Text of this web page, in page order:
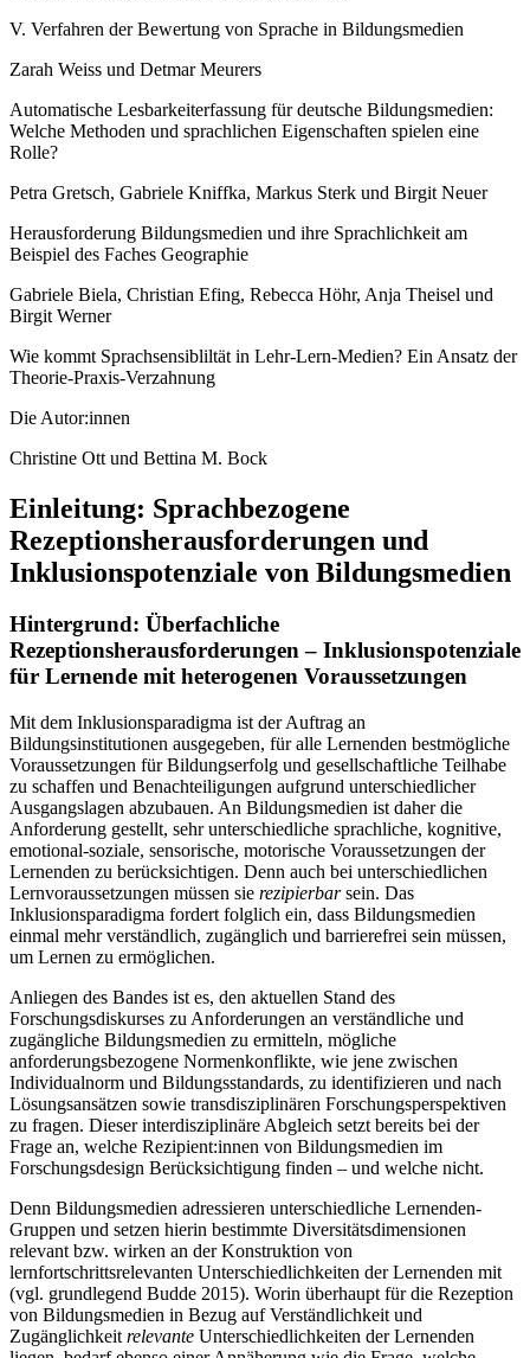
V. Verfahren der Bewertung von Sprache in Bildungsmedien
Zarah Weiss und Detmar Meurers
Automatische Lesbarkeiterfassung für deutsche Bildungsmedien:
Welche Methoden und sprachlichen Eigenschaften spielen eine
Rolle?
Petra Gretsch, Gabriele Kniffka, Markus Sterk und Birgit Neuer
Herausforderung Bildungsmedien und ihre Sprachlichkeit am
Beispiel des Faches Geographie
Gabriele Biela, Christian Efing, Rebecca Höhr, Anja Theisel und
Birgit Werner
Wie kommt Sprachsensibliltät in Lehr-Lern-Medien? Ein Ansatz der
Theorie-Praxis-Verzahnung
Die Autor:innen
Christine Ott und Bettina M. Bock
Einleitung: Sprachbezogene
Rezeptionsherausforderungen und
Inklusionspotenziale von Bildungsmedien
Hintergrund: Überfachliche
Rezeptionsherausforderungen – Inklusionspotenziale
für Lernende mit heterogenen Voraussetzungen
Mit dem Inklusionsparadigma ist der Auftrag an
Bildungsinstitutionen ausgegeben, für alle Lernenden bestmögliche
Voraussetzungen für Bildungserfolg und gesellschaftliche Teilhabe
zu schaffen und Benachteiligungen aufgrund unterschiedlicher
Ausgangslagen abzubauen. An Bildungsmedien ist daher die
Anforderung gestellt, sehr unterschiedliche sprachliche, kognitive,
emotional-soziale, sensorische, motorische Voraussetzungen der
Lernenden zu berücksichtigen. Denn auch bei unterschiedlichen
Lernvoraussetzungen müssen sie rezipierbarsein. Das
Inklusionsparadigma fordert folglich ein, dass Bildungsmedien
einmal mehr verständlich, zugänglich und barrierefrei sein müssen,
um Lernen zu ermöglichen.
Anliegen des Bandes ist es, den aktuellen Stand des
Forschungsdiskurses zu Anforderungen an verständliche und
zugängliche Bildungsmedien zu ermitteln, mögliche
anforderungsbezogene Normenkonflikte, wie jene zwischen
Individualnorm und Bildungsstandards, zu identifizieren und nach
Lösungsansätzen sowie transdisziplinären Forschungsperspektiven
zu fragen. Dieser interdisziplinäre Abgleich setzt bereits bei der
Frage an, welche Rezipient:innen von Bildungsmedien im
Forschungsdesign Berücksichtigung finden – und welche nicht.
Denn Bildungsmedien adressieren unterschiedliche Lernenden-
Gruppen und setzen hierin bestimmte Diversitätsdimensionen
relevant bzw. wirken an der Konstruktion von
lernfortschrittsrelevanten Unterschiedlichkeiten der Lernenden mit
(vgl. grundlegend Budde 2015). Worin überhaupt für die Rezeption
von Bildungsmedien in Bezug auf Verständlichkeit und
Zugänglichkeit relevante Unterschiedlichkeiten der Lernenden